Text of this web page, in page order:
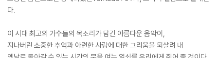
다.
이 시대 최고의 가수들의 목소리가 담긴 아름다운 음악이,
지나버린 소중한 추억과 아련한 사랑에 대한 그리움을 되살려 내